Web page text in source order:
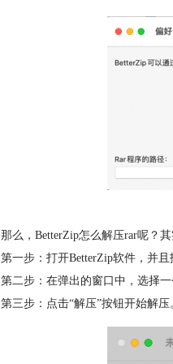
那么，BetterZip怎么解压rar呢？
第一步：打开BetterZip软件，并且
第二步：在弹出的窗口中，选择
第三步：点击“解压”按钮开始解压